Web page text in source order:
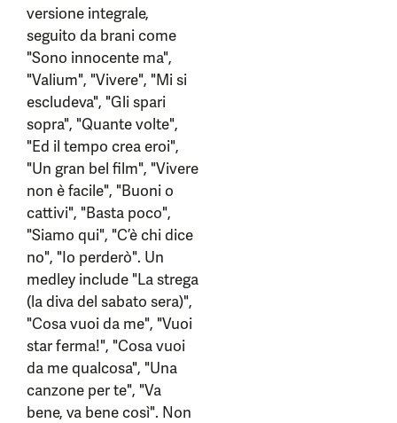
versione integrale,
seguito da brani come
"Sono innocente ma",
"Valium", "Vivere", "Mi si
escludeva", "Gli spari
sopra", "Quante volte",
"Ed il tempo crea eroi",
"Un gran bel film", "Vivere
non è facile", "Buoni o
cattivi", "Basta poco",
"Siamo qui", "C’è chi dice
no", "Io perderò". Un
medley include "La strega
(la diva del sabato sera)",
"Cosa vuoi da me", "Vuoi
star ferma!", "Cosa vuoi
da me qualcosa", "Una
canzone per te", "Va
bene, va bene così". Non